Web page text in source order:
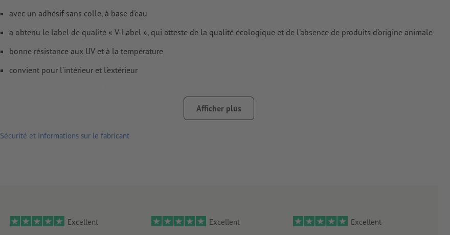
avec un adhésif sans colle, à base d'eau
a obtenu le label de qualité « V-Label », qui atteste de la qualité écologique et de l'absence de produits d’origine animale
bonne résistance aux UV et à la température
convient pour l’intérieur et l’extérieur
veuillez noter qu’une utilisation quotidienne, p. ex. si l’autocollant est collé sur un téléphone portable, peut entraîner
Remarque :la surface accueillant l’autocollant doit être exempte de poussière, de graisse ou d’autres contaminants. Ceux-
Afficher plus
Sécurité et informations sur le fabricant
Excellent Excellent Excellent